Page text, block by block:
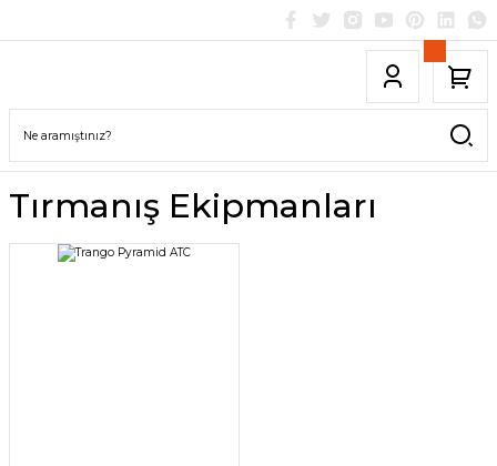
Tırmanış Ekipmanları